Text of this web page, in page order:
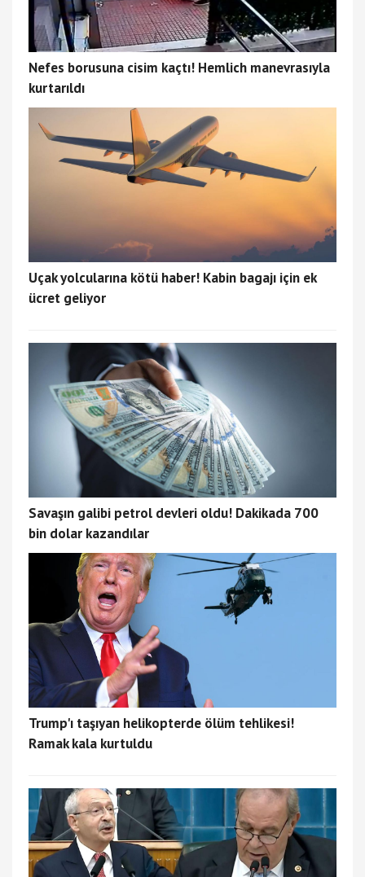
Nefes borusuna cisim kaçtı! Hemlich manevrasıyla
kurtarıldı
Uçak yolcularına kötü haber! Kabin bagajı için ek
ücret geliyor
Savaşın galibi petrol devleri oldu! Dakikada 700
bin dolar kazandılar
Trump'ı taşıyan helikopterde ölüm tehlikesi!
Ramak kala kurtuldu